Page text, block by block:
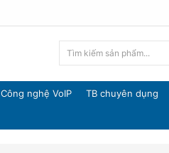
Công nghệ VoIP TB chuyên dụng